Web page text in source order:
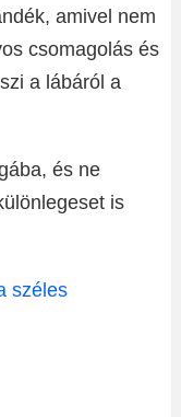
amivel nem
csomagolás és
a lábáról a
és ne
is
széles